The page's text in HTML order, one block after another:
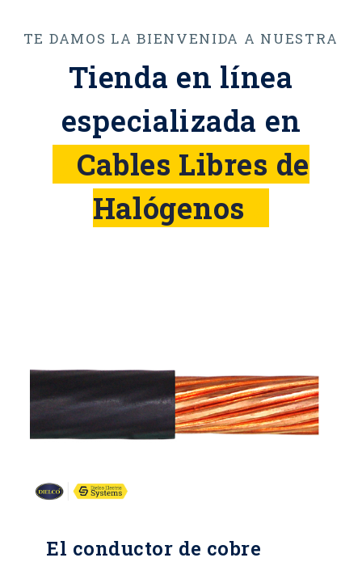
TE DAMOS LA BIENVENIDA A NUESTRA
Tienda en línea
especializada en
Cables Libres de
Halógenos
El conductor de cobre